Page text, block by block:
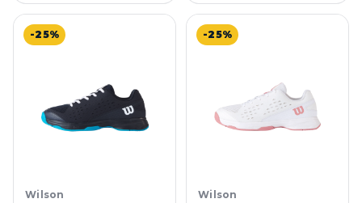
-25%
Wilson
-25%
Wilson